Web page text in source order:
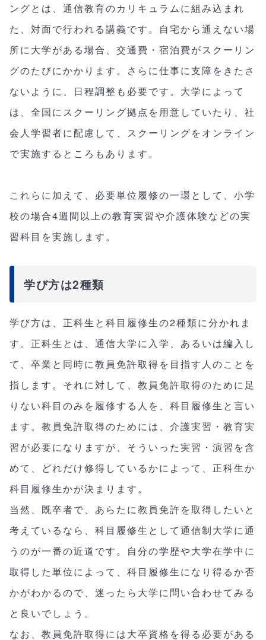
ングとは、通信教育のカリキュラムに組み込まれ
た、対面で行われる講義です。自宅から通えない場
所に大学がある場合、交通費・宿泊費がスクーリン
グのたびにかかります。さらに仕事に支障をきたさ
ないように、日程調整も必要です。大学によって
は、全国にスクーリング拠点を用意していたり、社
会人学習者に配慮して、スクーリングをオンライン
で実施するところもあります。
これらに加えて、必要単位履修の一環として、小学
校の場合4週間以上の教育実習や介護体験などの実
習科目を実施します。
学び方は2種類
学び方は、正科生と科目履修生の2種類に分かれま
す。正科生とは、通信大学に入学、あるいは編入し
て、卒業と同時に教員免許取得を目指す人のことを
指します。それに対して、教員免許取得のために足
りない科目のみを履修する人を、科目履修生と言い
ます。教員免許取得のためには、介護実習・教育実
習が必要になりますが、そういった実習・演習を含
めて、どれだけ修得しているかによって、正科生か
科目履修生かが決まります。
当然、既卒者で、あらたに教員免許を取得したいと
考えているなら、科目履修生として通信制大学に通
うのが一番の近道です。自分の学歴や大学在学中に
取得した単位によって、科目履修生になり得るか否
かがわかるので、迷ったら大学に問い合わせてみる
と良いでしょう。
なお、教員免許取得には大卒資格を得る必要がある